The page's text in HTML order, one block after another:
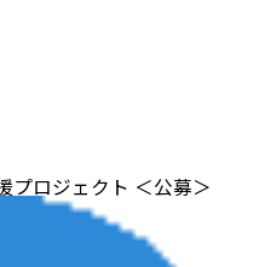
プロジェクト ＜公募＞